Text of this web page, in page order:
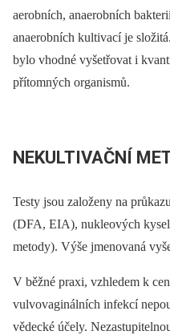
aerobních, anaerobních
anaerobních kultivací je
bylo vhodné vyšetřovat i
přítomných organismů.
NEKULTIVAČNÍ
Testy jsou založeny na
(DFA, EIA), nukleových
metody). Výše jmenovaná
V běžné praxi, vzhledem k
vulvovaginálních infekcí
vědecké účely.